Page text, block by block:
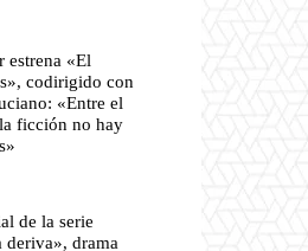
estrena «El
codirigido con
«Entre el
ficción no hay
de la serie
deriva», drama